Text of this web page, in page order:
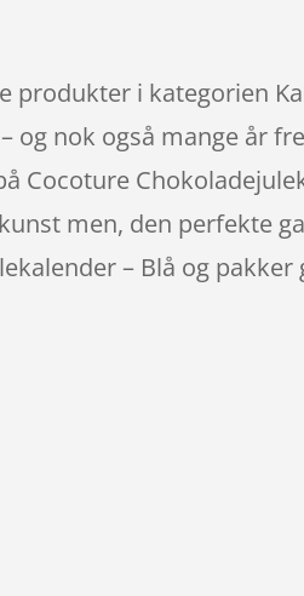
produkter i kategorien
og nok også mange år
Cocoture
men, den perfekte
– Blå og